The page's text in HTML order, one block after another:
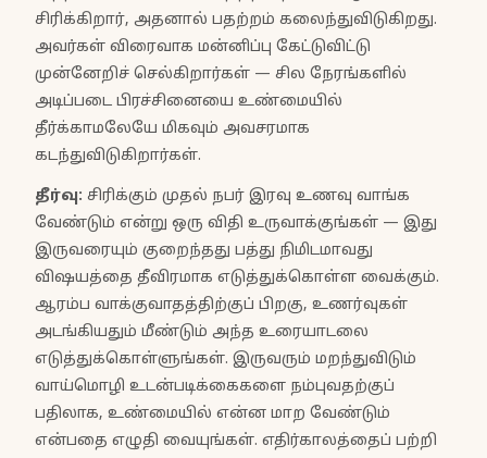
சிரிக்கிறார், அதனால் பதற்றம் கலைந்துவிடுகிறது.
அவர்கள் விரைவாக மன்னிப்பு கேட்டுவிட்டு
முன்னேறிச் செல்கிறார்கள் — சில நேரங்களில்
அடிப்படை பிரச்சினையை உண்மையில்
தீர்க்காமலேயே மிகவும் அவசரமாக
கடந்துவிடுகிறார்கள்.
தீர்வு: சிரிக்கும் முதல் நபர் இரவு உணவு வாங்க
வேண்டும் என்று ஒரு விதி உருவாக்குங்கள் — இது
இருவரையும் குறைந்தது பத்து நிமிடமாவது
விஷயத்தை தீவிரமாக எடுத்துக்கொள்ள வைக்கும்.
ஆரம்ப வாக்குவாதத்திற்குப் பிறகு, உணர்வுகள்
அடங்கியதும் மீண்டும் அந்த உரையாடலை
எடுத்துக்கொள்ளுங்கள். இருவரும் மறந்துவிடும்
வாய்மொழி உடன்படிக்கைகளை நம்புவதற்குப்
பதிலாக, உண்மையில் என்ன மாற வேண்டும்
என்பதை எழுதி வையுங்கள். எதிர்காலத்தைப் பற்றி